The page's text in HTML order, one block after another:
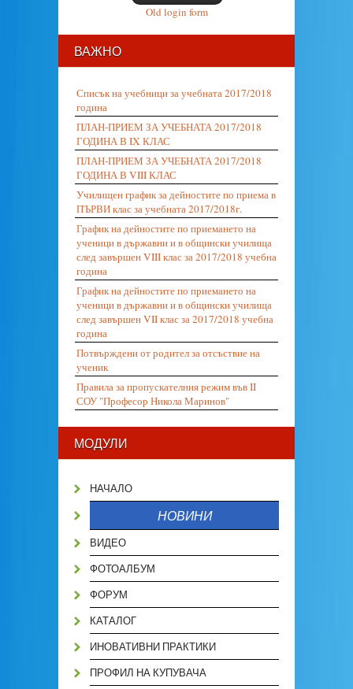
Old login form
ВАЖНО
Списък на учебници за учебната 2017/2018
година
ПЛАН-ПРИЕМ ЗА УЧЕБНАТА 2017/2018
ГОДИНА В IX КЛАС
ПЛАН-ПРИЕМ ЗА УЧЕБНАТА 2017/2018
ГОДИНА В VIII КЛАС
Училищен график за дейностите по приема в
ПЪРВИ клас за учебната 2017/2018г.
График на дейностите по приемането на
ученици в държавни и в общински училища
след завършен VIII клас за 2017/2018 учебна
година
График на дейностите по приемането на
ученици в държавни и в общински училища
след завършен VII клас за 2017/2018 учебна
година
Потвърждени от родител за отсъствие на
ученик
Правила за пропускателния режим във II
СОУ "Професор Никола Маринов"
МОДУЛИ
НАЧАЛО
НОВИНИ
ВИДЕО
ФОТОАЛБУМ
ФОРУМ
КАТАЛОГ
ИНОВАТИВНИ ПРАКТИКИ
ПРОФИЛ НА КУПУВАЧА